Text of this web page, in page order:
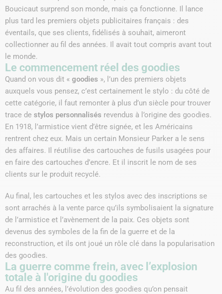
Boucicaut surprend son monde, mais ça fonctionne. Il lance
plus tard les premiers objets publicitaires français : des
éventails, que ses clients, fidélisés à souhait, aimeront
collectionner au fil des années. Il avait tout compris avant tout
le monde.
Le commencement réel des goodies
Quand on vous dit « goodies », l’un des premiers objets
auxquels vous pensez, c’est certainement le stylo : du côté de
cette catégorie, il faut remonter à plus d’un siècle pour trouver
trace de stylos personnalisés revendus à l’origine des goodies.
En 1918, l’armistice vient d’être signée, et les Américains
rentrent chez eux. Mais un certain Monsieur Parker a le sens
des affaires. Il réutilise des cartouches de fusils usagées pour
en faire des cartouches d’encre. Et il inscrit le nom de ses
clients sur le produit recyclé.
Au final, les cartouches et les stylos avec des inscriptions se
sont arrachés à la vente parce qu’ils symbolisaient la signature
de l’armistice et l’avènement de la paix. Ces objets sont
devenus des symboles de la fin de la guerre et de la
reconstruction, et ils ont joué un rôle clé dans la popularisation
des goodies.
La guerre comme frein, avec l’explosion
totale à l'origine du goodies
Au fil des années, l’évolution des goodies qu’on pensait